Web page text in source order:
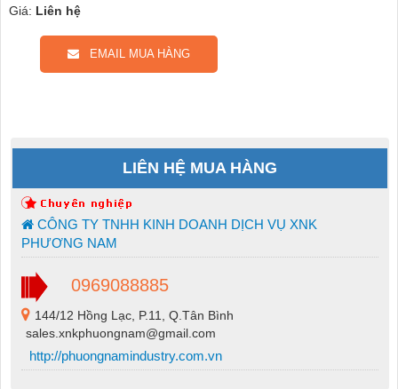
Giá: Liên hệ
EMAIL MUA HÀNG
LIÊN HỆ MUA HÀNG
CÔNG TY TNHH KINH DOANH DỊCH VỤ XNK
PHƯƠNG NAM
0969088885
144/12 Hồng Lạc, P.11, Q.Tân Bình
sales.xnkphuongnam@gmail.com
http://phuongnamindustry.com.vn